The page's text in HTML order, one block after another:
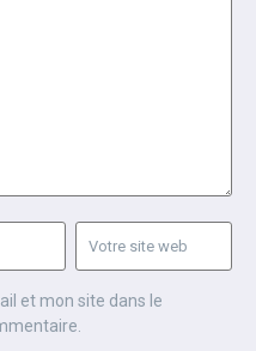
et mon site dans le